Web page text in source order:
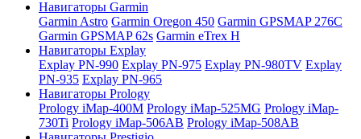
Навигаторы Garmin
Garmin Astro Garmin Oregon 450 Garmin GPSMAP 276C
Garmin GPSMAP 62s Garmin eTrex H
Навигаторы Explay
Explay PN-990 Explay PN-975 Explay PN-980TV Explay
PN-935 Explay PN-965
Навигаторы Prology
Prology iMap-400M Prology iMap-525MG Prology iMap-
730Ti Prology iMap-506AB Prology iMap-508AB